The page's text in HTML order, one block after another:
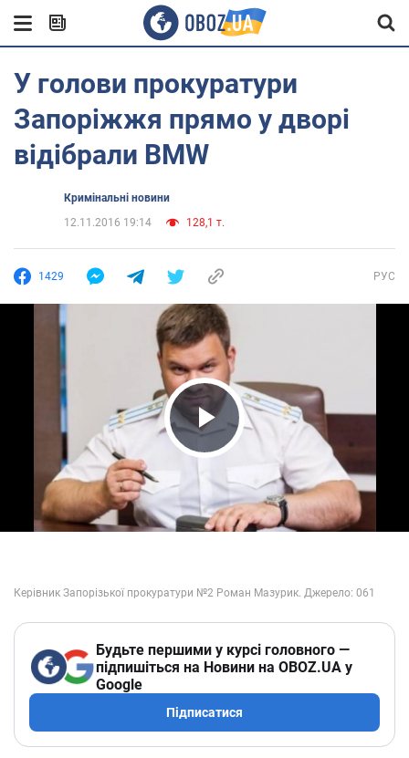
У голови прокуратури
Запоріжжя прямо у дворі
відібрали BMW
Кримінальні новини
12.11.2016 19:14
128,1 т.
1429 РУС
Play Video
Будьте першими у курсі головного —
підпишіться на Новини на OBOZ.UA у
Google
Підписатися